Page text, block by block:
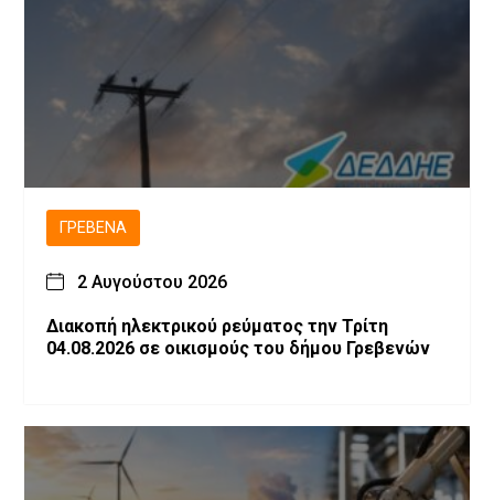
ΓΡΕΒΕΝΆ
2 Αυγούστου 2026
Διακοπή ηλεκτρικού ρεύματος την Τρίτη
04.08.2026 σε οικισμούς του δήμου Γρεβενών